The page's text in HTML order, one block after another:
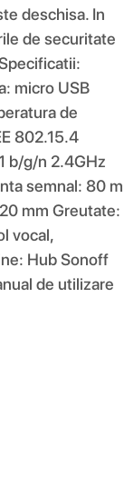
deschisa. In
de securitate
micro USB
de
802.15.4
b/g/n 2.4GHz
semnal: 80 m
mm Greutate:
vocal,
Hub Sonoff
de utilizare